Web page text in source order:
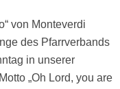
von Monteverdi
des Pfarrverbands
in unserer
„Oh Lord, you are